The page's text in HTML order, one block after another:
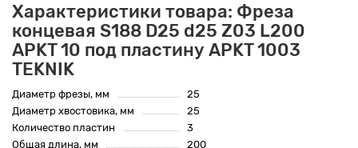
Характеристики товара: Фреза
концевая S188 D25 d25 Z03 L200
APKT 10 под пластину APKT 1003
TEKNIK
Диаметр фрезы, мм
25
Диаметр хвостовика, мм
25
Количество пластин
3
Общая длина, мм
200